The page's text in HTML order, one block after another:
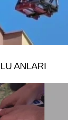
ANLARI